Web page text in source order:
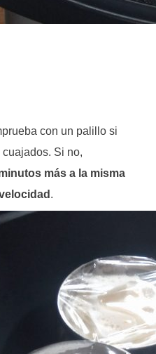
con un palillo si
cuajados. Si no,
más a la misma
.